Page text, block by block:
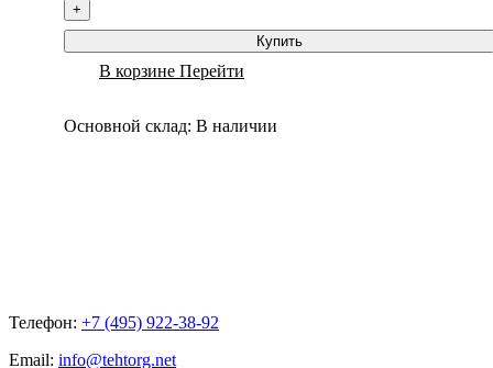
+
Купить
В корзине Перейти
Основной склад: В наличии
Телефон: +7 (495) 922-38-92
Email: info@tehtorg.net